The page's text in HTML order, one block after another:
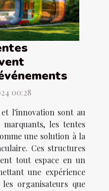
00:28
l'innovation sont au
les tentes
une solution à la
Ces structures
tout espace en un
une expérience
organisateurs que